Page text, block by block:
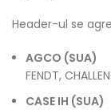
Header-ul se
AGCO (SUA)
FENDT,
CASE IH (SUA)